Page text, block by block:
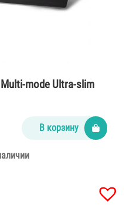
mode Ultra-slim
В корзину